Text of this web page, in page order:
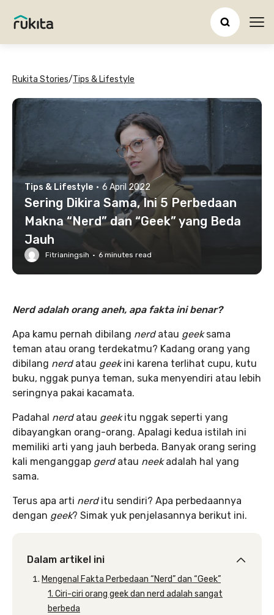
Rukita Stories/Tips & Lifestyle
Tips & Lifestyle · 6 April 2022
Sering Dikira Sama, Ini 5 Perbedaan
Makna “Nerd” dan “Geek” yang Beda
Jauh
Fitrianingsih · 6 minutes read
Nerd adalah orang aneh, apa fakta ini benar?
Apa kamu pernah dibilang nerdatau geeksama
teman atau orang terdekatmu? Kadang orang yang
dibilang nerdatau geekini karena terlihat cupu, kutu
buku, nggak punya teman, suka menyendiri atau lebih
seringnya pakai kacamata.
Padahal nerdatau geekitu nggak seperti yang
dibayangkan orang-orang. Apalagi kedua istilah ini
memiliki arti yang jauh berbeda. Banyak orang sering
kali menganggap gerdatau neekadalah hal yang
sama.
Terus apa arti nerditu sendiri? Apa perbedaannya
dengan geek? Simak yuk penjelasannya berikut ini.
Dalam artikel ini
Mengenal Fakta Perbedaan “Nerd” dan “Geek”
1. Ciri-ciri orang geek dan nerd adalah sangat
berbeda